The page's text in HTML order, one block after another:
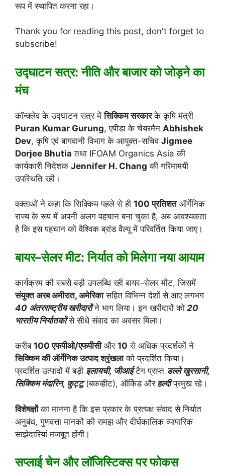
रूप में स्थापित करना रहा।
Thank you for reading this post, don't forget to
subscribe!
उद्घाटन सत्र: नीति और बाजार को जोड़ने का
मंच
कॉन्क्लेव के उद्घाटन सत्र मेंसिक्किम सरकारके कृषि मंत्री
Puran Kumar Gurung, एपीडा के चेयरमैन Abhishek
Dev, कृषि एवं बागवानी विभाग के आयुक्त-सचिव Jigmee
Dorjee Bhutia तथा IFOAM Organics Asia की
कार्यकारी निदेशक Jennifer H. Chang की गरिमामयी
उपस्थिति रही।
वक्ताओं ने कहा कि सिक्किम पहले से ही 100 प्रतिशतऑर्गेनिक
राज्य के रूप में अपनी अलग पहचान बना चुका है, अब आवश्यकता
है कि इस पहचान को वैश्विक ब्रांड वैल्यू में परिवर्तित किया जाए।
बायर–सेलर मीट: निर्यात को मिलेगा नया आयाम
कार्यक्रम की सबसे बड़ी उपलब्धि रही बायर–सेलर मीट, जिसमें
संयुक्त अरब अमीरात, अमेरिकासहित विभिन्न देशों से आए लगभग
40 अंतरराष्ट्रीय खरीदारों ने भाग लिया। इन खरीदारों को 20
भारतीय निर्यातकोंसे सीधे संवाद का अवसर मिला।
करीब 100 एफपीओ/एफपीसीऔर 10 से अधिक प्रदर्शकों ने
सिक्किम की ऑर्गेनिक उत्पाद श्रृंखलाको प्रदर्शित किया।
प्रदर्शित उत्पादों में बड़ी इलायची, जीआई टैग प्राप्त डल्ले खुरसानी,
सिक्किम मंदारिन, कुट्टू (बकव्हीट), ऑर्किड औरहल्दीप्रमुख रहे।
विशेषज्ञोंका मानना है कि इस प्रकार के प्रत्यक्ष संवाद से निर्यात
अनुबंध, गुणवत्ता मानकों की समझ और दीर्घकालिक व्यापारिक
साझेदारियां मजबूत होंगी।
सप्लाई चेन और लॉजिस्टिक्स पर फोकस